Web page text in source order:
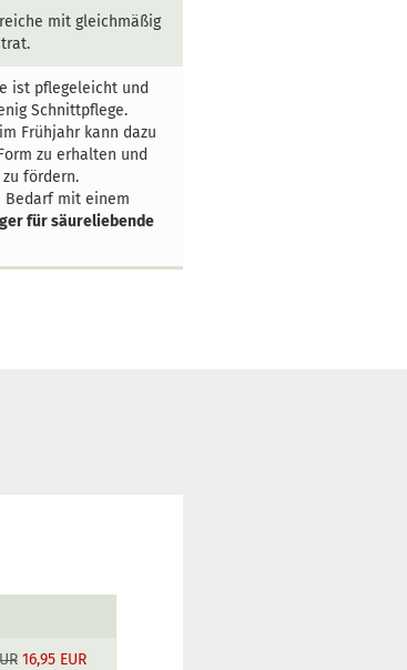
mit gleichmäßig
ist pflegeleicht und
Schnittpflege.
Frühjahr kann dazu
zu erhalten und
fördern.
Bedarf mit einem
für säureliebende
16,95 EUR